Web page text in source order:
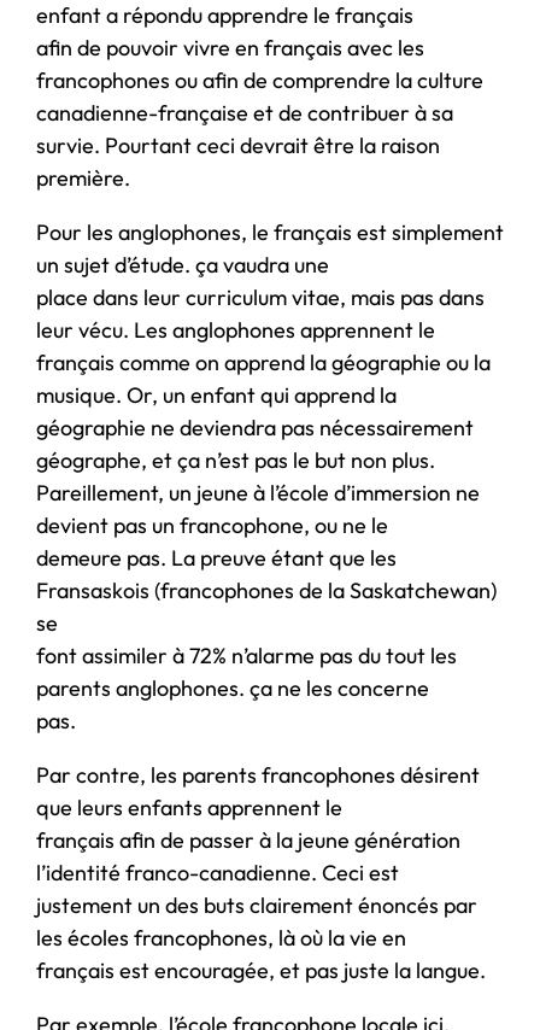
enfant a répondu apprendre le français
afin de pouvoir vivre en français avec les
francophones ou afin de comprendre la culture
canadienne-française et de contribuer à sa
survie. Pourtant ceci devrait être la raison
première.
Pour les anglophones, le français est simplement
un sujet d’étude. ça vaudra une
place dans leur curriculum vitae, mais pas dans
leur vécu. Les anglophones apprennent le
français comme on apprend la géographie ou la
musique. Or, un enfant qui apprend la
géographie ne deviendra pas nécessairement
géographe, et ça n’est pas le but non plus.
Pareillement, un jeune à l’école d’immersion ne
devient pas un francophone, ou ne le
demeure pas. La preuve étant que les
Fransaskois (francophones de la Saskatchewan)
se
font assimiler à 72% n’alarme pas du tout les
parents anglophones. ça ne les concerne
pas.
Par contre, les parents francophones désirent
que leurs enfants apprennent le
français afin de passer à la jeune génération
l’identité franco-canadienne. Ceci est
justement un des buts clairement énoncés par
les écoles francophones, là où la vie en
français est encouragée, et pas juste la langue.
Par exemple, l’école francophone locale ici,